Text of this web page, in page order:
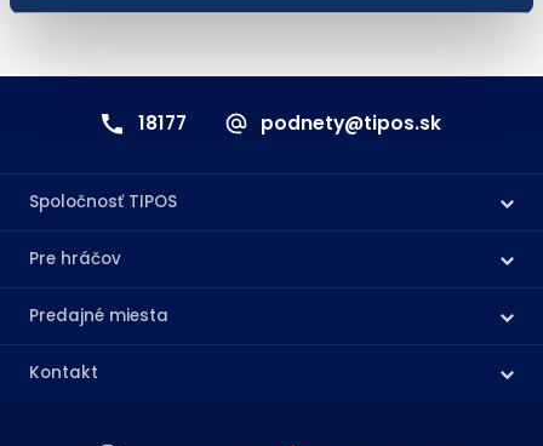
18177 podnety@tipos.sk
Spoločnosť TIPOS
Pre hráčov
Predajné miesta
Kontakt